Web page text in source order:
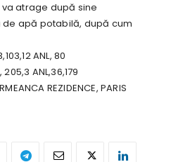
atrage după sine
apă potabilă, după cum
ANL, 80
ANL,36,179
REZIDENCE, PARIS